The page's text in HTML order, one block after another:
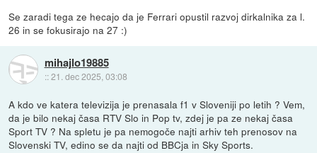
Se zaradi tega ze hecajo da je Ferrari opustil razvoj dirkalnika za l.
26 in se fokusirajo na 27 :)
mihajlo19885
::21. dec 2025, 03:08
A kdo ve katera televizija je prenasala f1 v Sloveniji po letih ? Vem,
da je bilo nekaj časa RTV Slo in Pop tv, zdej je pa ze nekaj časa
Sport TV ? Na spletu je pa nemogoče najti arhiv teh prenosov na
Slovenski TV, edino se da najti od BBCja in Sky Sports.